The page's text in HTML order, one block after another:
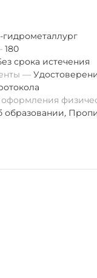
гидрометаллург
180
срока истечения
образовании,